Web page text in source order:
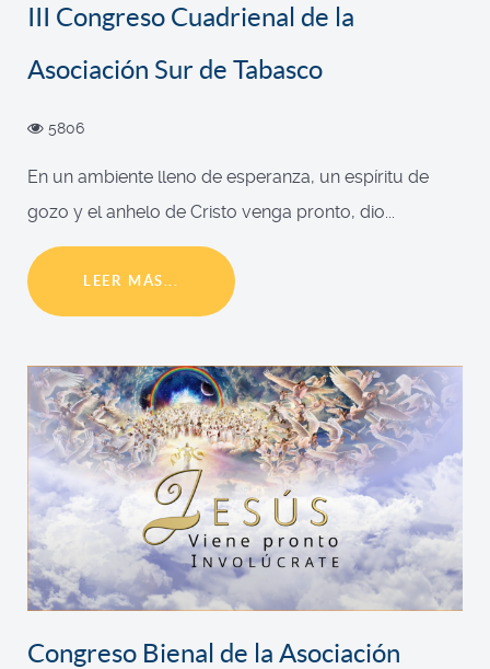
III Congreso Cuadrienal de la
Asociación Sur de Tabasco
5806
En un ambiente lleno de esperanza, un espíritu de
gozo y el anhelo de Cristo venga pronto, dio...
LEER MÁS...
Congreso Bienal de la Asociación